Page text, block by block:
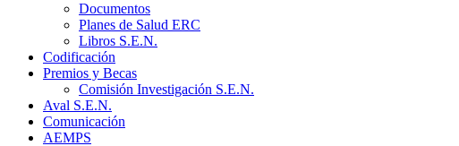
Documentos
Planes de Salud ERC
Libros S.E.N.
Codificación
Premios y Becas
Comisión Investigación S.E.N.
Aval S.E.N.
Comunicación
AEMPS